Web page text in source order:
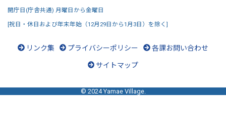
開庁日(庁舎共通) 月曜日から金曜日
[祝日・休日および年末年始（12月29日から1月3日）を除く]
リンク集 プライバシーポリシー 各課お問い合わせ
サイトマップ
© 2024 Yamae Village.